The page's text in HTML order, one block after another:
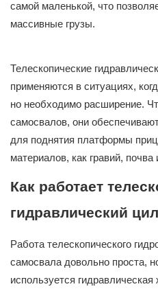
самой маленькой, что
массивные грузы.
Телескопические
применяются в ситуациях,
но необходимо расширение.
самосвалов, они
для поднятия платформы
материалов, как гравий, почва
Как работает
гидравлический
Работа телескопического
самосвала довольно проста,
используется